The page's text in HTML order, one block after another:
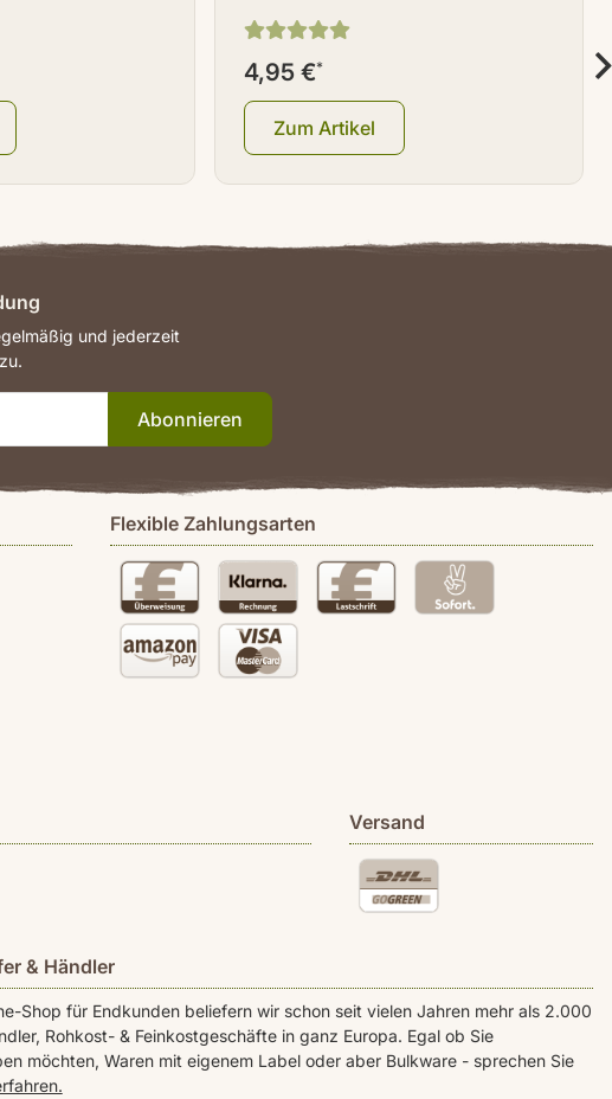
10 ml
4,95 €*
Zum Artikel
Flexible Zahlungsarten
Versand
& Händler
Shop für Endkunden beliefern wir schon seit vielen Jahren mehr als 2.000
Rohkost- & Feinkostgeschäfte in ganz Europa. Egal ob Sie
möchten, Waren mit eigenem Label oder aber Bulkware - sprechen Sie
und jederzeit
Abonnieren